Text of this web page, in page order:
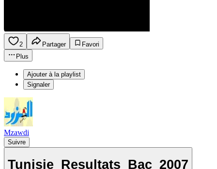
2 Partager
Favori
Plus
Ajouter à la playlist
Signaler
Mzawdi
Suivre
Tunisie_Resultats_Bac_2007